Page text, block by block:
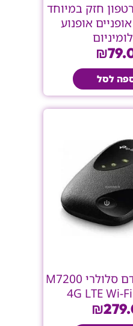
חזק במיוחד
אופנוע
₪
לסל
נטסטיק – מודם סלולרי M7200
4G LTE Wi-
₪